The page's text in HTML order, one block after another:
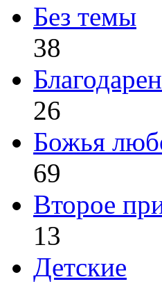
Без темы
38
26
Божья
69
Второе
13
Детские